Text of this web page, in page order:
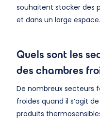
souhaitent stocker des
et dans un large espace.
Quels sont les
des chambres
De nombreux secteurs
froides quand il s’agit
produits